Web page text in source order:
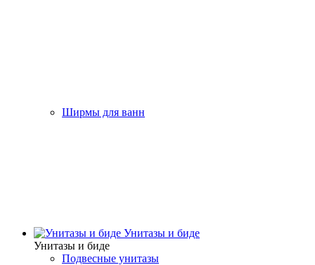
Ширмы для ванн
Унитазы и биде
Унитазы и биде
Подвесные унитазы